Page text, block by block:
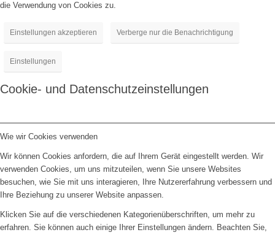
die Verwendung von Cookies zu.
Einstellungen akzeptieren Verberge nur die Benachrichtigung
Einstellungen
Cookie- und Datenschutzeinstellungen
Wie wir Cookies verwenden
Wir können Cookies anfordern, die auf Ihrem Gerät eingestellt werden. Wir
verwenden Cookies, um uns mitzuteilen, wenn Sie unsere Websites
besuchen, wie Sie mit uns interagieren, Ihre Nutzererfahrung verbessern und
Ihre Beziehung zu unserer Website anpassen.
Klicken Sie auf die verschiedenen Kategorienüberschriften, um mehr zu
erfahren. Sie können auch einige Ihrer Einstellungen ändern. Beachten Sie,